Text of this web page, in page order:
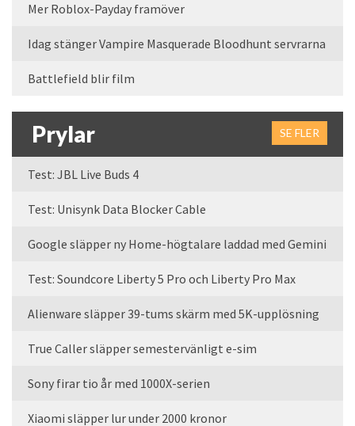
Mer Roblox-Payday framöver
Idag stänger Vampire Masquerade Bloodhunt servrarna
Battlefield blir film
Prylar SE FLER
Test: JBL Live Buds 4
Test: Unisynk Data Blocker Cable
Google släpper ny Home-högtalare laddad med Gemini
Test: Soundcore Liberty 5 Pro och Liberty Pro Max
Alienware släpper 39-tums skärm med 5K-upplösning
True Caller släpper semestervänligt e-sim
Sony firar tio år med 1000X-serien
Xiaomi släpper lur under 2000 kronor